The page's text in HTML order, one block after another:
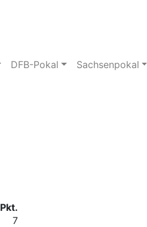
DFB-Pokal Sachsenpokal
Pkt.
7